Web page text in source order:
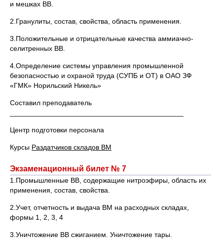
и мешках ВВ.
2.Гранулиты, состав, свойства, область применения.
3.Положительные и отрицательные качества аммиачно-
селитренных ВВ.
4.Определение системы управления промышленной
безопасностью и охраной труда (СУПБ и ОТ) в ОАО ЗФ
«ГМК» Норильский Никель»
Составил преподаватель
Центр подготовки персонала
Курсы Раздатчиков складов ВМ
Экзаменационный билет № 7
1.Промышленные ВВ, содержащие нитроэфиры, область их
применения, состав, свойства.
2.Учет, отчетность и выдача ВМ на расходных складах,
формы 1, 2, 3, 4
3.Уничтожение ВВ сжиганием. Уничтожение тары.